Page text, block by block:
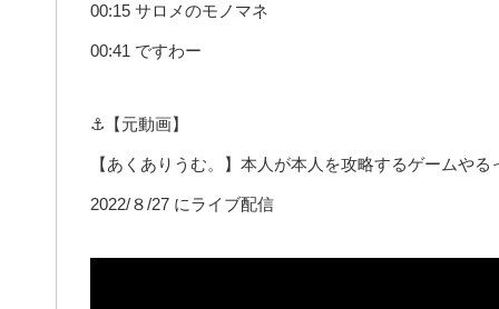
00:15 サロメのモノマネ
00:41 ですわー
⚓【元動画】
【あくありうむ。】本人が本人を攻略するゲームや
2022/８/27 にライブ配信